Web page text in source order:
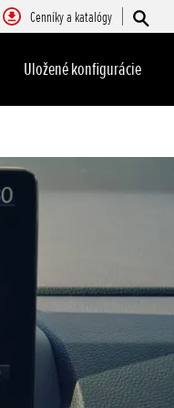
Cenníky a katalógy
Uložené konfigurácie